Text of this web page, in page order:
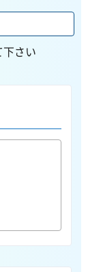
さい